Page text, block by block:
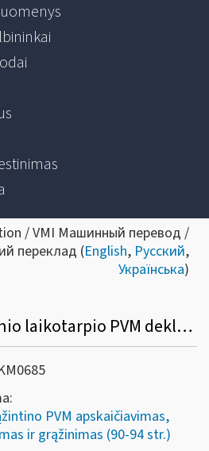
/ VMI Машинный перевод /
переклад (English, Русский,
Українська)
Kuriuose mokestinio laikotarpio PVM deklaracijos laukeliuose turi būti deklaruotas importo PVM, kuris įskaitomas (sumokamas) VMI?
PVM apskaičiavimas,
ir grąžinimas (90-94 str.)